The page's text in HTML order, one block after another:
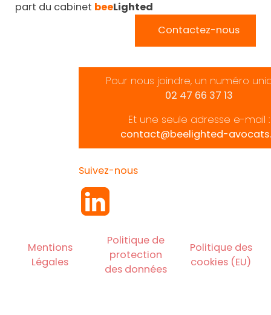
part du cabinet beeLighted
Contactez-nous
Pour nous joindre, un numéro
02 47 66 37 13
Et une seule adresse e-mail :
contact@beelighted-
Suivez-nous
Mentions
Légales
Politique de
protection
des données
Politique des
cookies (EU)